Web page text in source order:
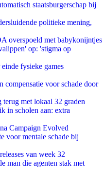
staatsburgerschap bij
politieke mening,
overspoeld met babykonijntjes
op: 'stigma op
fysieke games
compensatie voor schade door
met lokaal 32 graden
in scholen aan: extra
Campaign Evolved
voor mentale schade bij
van week 32
man die agenten stak met